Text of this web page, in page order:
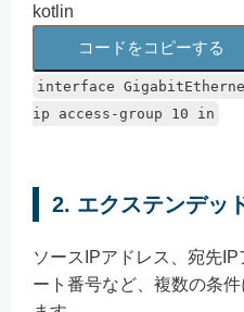
kotlin
コードをコピーする
interface
ip access-group 10 in
2. エクステンデッ
ソースIPアドレス、宛先
ート番号など、複数の条